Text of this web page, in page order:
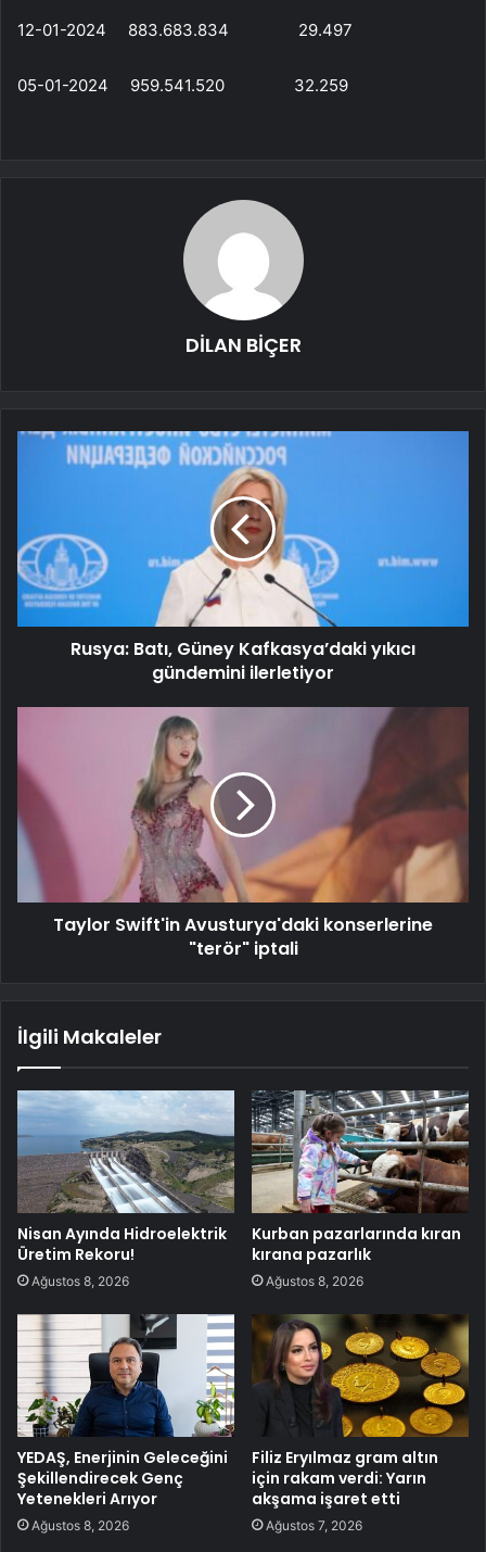
12-01-2024 883.683.834 29.497
05-01-2024 959.541.520 32.259
DİLAN BİÇER
Rusya: Batı, Güney Kafkasya’daki yıkıcı
gündemini ilerletiyor
Taylor Swift'in Avusturya'daki konserlerine
"terör" iptali
İlgili Makaleler
Nisan Ayında Hidroelektrik
Üretim Rekoru!
Ağustos 8, 2026
Kurban pazarlarında kıran
kırana pazarlık
Ağustos 8, 2026
YEDAŞ, Enerjinin Geleceğini
Şekillendirecek Genç
Yetenekleri Arıyor
Ağustos 8, 2026
Filiz Eryılmaz gram altın
için rakam verdi: Yarın
akşama işaret etti
Ağustos 7, 2026